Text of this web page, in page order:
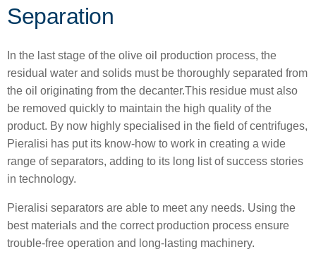
Separation
In the last stage of the olive oil production process, the
residual water and solids must be thoroughly separated from
the oil originating from the decanter.This residue must also
be removed quickly to maintain the high quality of the
product. By now highly specialised in the field of centrifuges,
Pieralisi has put its know-how to work in creating a wide
range of separators, adding to its long list of success stories
in technology.
Pieralisi separators are able to meet any needs. Using the
best materials and the correct production process ensure
trouble-free operation and long-lasting machinery.